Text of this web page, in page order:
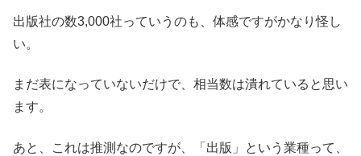
出版社の数3,000社っていうのも、体感ですがかなり怪し
い。
まだ表になっていないだけで、相当数は潰れていると思い
ます。
あと、これは推測なのですが、「出版」という業種って、